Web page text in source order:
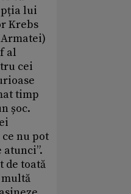
lui
Krebs
al
cei
timp
șoc.
nu pot
de toată